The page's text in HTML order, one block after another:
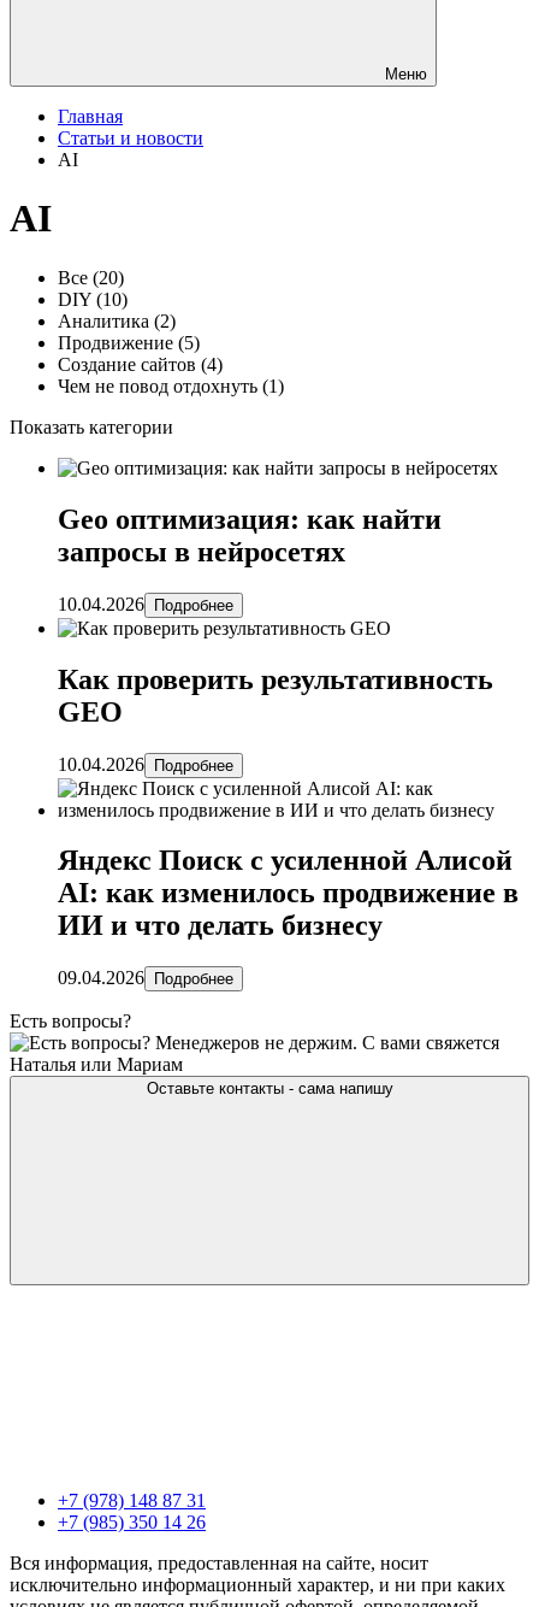
Меню
Главная
Статьи и новости
AI
AI
Все (20)
DIY (10)
Аналитика (2)
Продвижение (5)
Создание сайтов (4)
Чем не повод отдохнуть (1)
Показать категории
Geo оптимизация: как найти
запросы в нейросетях
10.04.2026 Подробнее
Как проверить результативность
GEO
10.04.2026 Подробнее
Яндекс Поиск с усиленной Алисой
AI: как изменилось продвижение в
ИИ и что делать бизнесу
09.04.2026 Подробнее
Есть вопросы?
Менеджеров не держим. С вами свяжется
Наталья или Мариам
Оставьте контакты - сама напишу
+7 (978) 148 87 31
+7 (985) 350 14 26
Вся информация, предоставленная на сайте, носит
исключительно информационный характер, и ни при каких